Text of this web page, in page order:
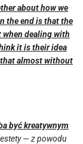
about how we
the end is that the
dealing with
it is their idea
that almost without
być kreatywnym
— z powodu